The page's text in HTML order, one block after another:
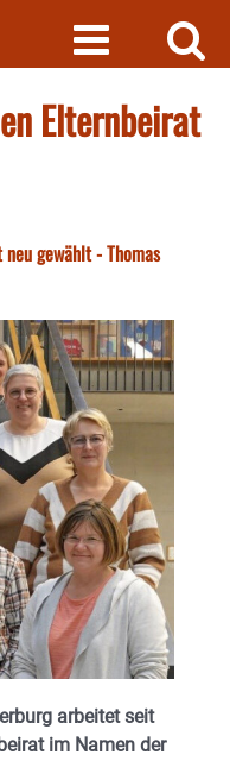
Elternbeirat
gewählt - Thomas
arbeitet seit
im Namen der